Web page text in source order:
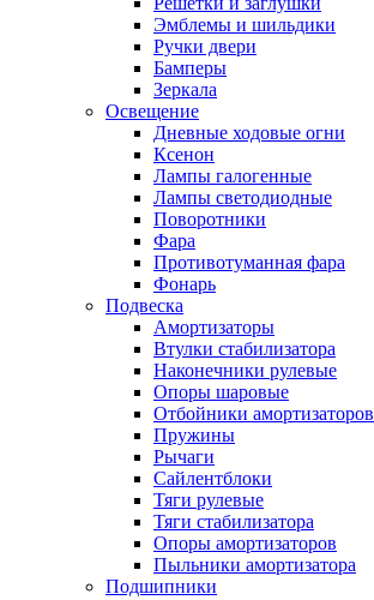
Эмблемы и шильдики
Ручки двери
Бамперы
Зеркала
Освещение
Дневные ходовые огни
Ксенон
Лампы галогенные
Лампы светодиодные
Поворотники
Фара
Противотуманная фара
Фонарь
Подвеска
Амортизаторы
Втулки стабилизатора
Наконечники рулевые
Опоры шаровые
Отбойники амортизаторов
Пружины
Рычаги
Сайлентблоки
Тяги рулевые
Тяги стабилизатора
Опоры амортизаторов
Пыльники амортизатора
Подшипники